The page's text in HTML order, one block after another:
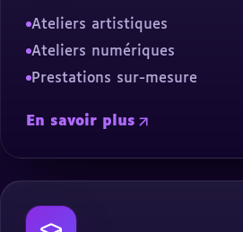
Ateliers artistiques
Ateliers numériques
Prestations sur-mesure
En savoir plus